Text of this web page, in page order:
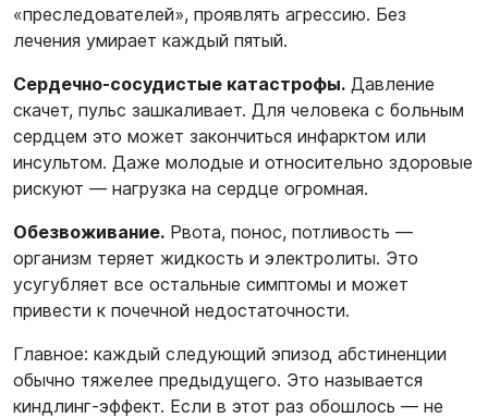
«преследователей», проявлять агрессию. Без
лечения умирает каждый пятый.
Сердечно-сосудистые катастрофы. Давление
скачет, пульс зашкаливает. Для человека с больным
сердцем это может закончиться инфарктом или
инсультом. Даже молодые и относительно здоровые
рискуют — нагрузка на сердце огромная.
Обезвоживание. Рвота, понос, потливость —
организм теряет жидкость и электролиты. Это
усугубляет все остальные симптомы и может
привести к почечной недостаточности.
Главное: каждый следующий эпизод абстиненции
обычно тяжелее предыдущего. Это называется
киндлинг-эффект. Если в этот раз обошлось — не